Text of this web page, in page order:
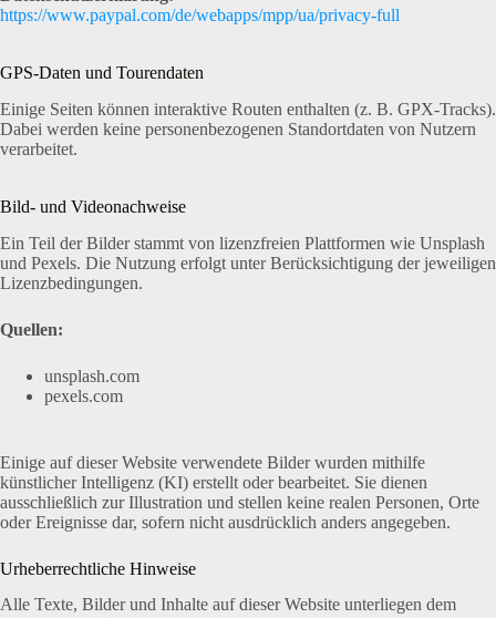
https://www.paypal.com/de/webapps/mpp/ua/privacy-full
GPS-Daten und Tourendaten
Einige Seiten können interaktive Routen enthalten (z. B. GPX-Tracks).
Dabei werden keine personenbezogenen Standortdaten von Nutzern
verarbeitet.
Bild- und Videonachweise
Ein Teil der Bilder stammt von lizenzfreien Plattformen wie Unsplash
und Pexels. Die Nutzung erfolgt unter Berücksichtigung der jeweiligen
Lizenzbedingungen.
Quellen:
unsplash.com
pexels.com
Einige auf dieser Website verwendete Bilder wurden mithilfe
künstlicher Intelligenz (KI) erstellt oder bearbeitet. Sie dienen
ausschließlich zur Illustration und stellen keine realen Personen, Orte
oder Ereignisse dar, sofern nicht ausdrücklich anders angegeben.
Urheberrechtliche Hinweise
Alle Texte, Bilder und Inhalte auf dieser Website unterliegen dem